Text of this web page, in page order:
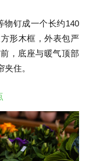
物钉成一个长约140
形木框，外表包严
，底座与暖气顶部
住。